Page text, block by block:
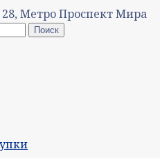
Метро Проспект Мира